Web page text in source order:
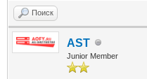
Поиск
AST
Junior Member